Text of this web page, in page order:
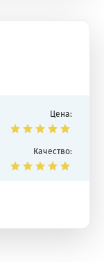
Цена:
Качество: